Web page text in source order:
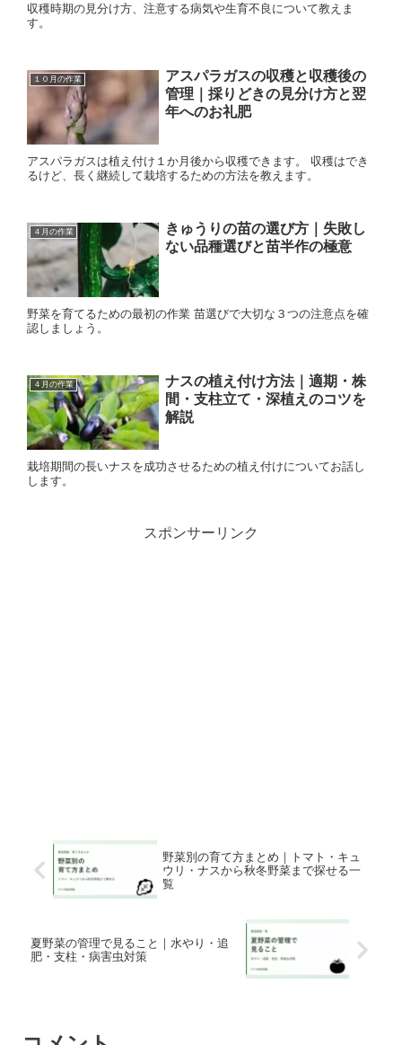
収穫時期の見分け方、注意する病気や生育不良について教えま
す。
１０月の作業
アスパラガスの収穫と収穫後の
管理｜採りどきの見分け方と翌
年へのお礼肥
アスパラガスは植え付け１か月後から収穫できます。 収穫はでき
るけど、長く継続して栽培するための方法を教えます。
４月の作業
きゅうりの苗の選び方｜失敗し
ない品種選びと苗半作の極意
野菜を育てるための最初の作業 苗選びで大切な３つの注意点を確
認しましょう。
４月の作業
ナスの植え付け方法｜適期・株
間・支柱立て・深植えのコツを
解説
栽培期間の長いナスを成功させるための植え付けについてお話し
します。
スポンサーリンク
野菜別の育て方まとめ｜トマト・キュ
ウリ・ナスから秋冬野菜まで探せる一
覧
夏野菜の管理で見ること｜水やり・追
肥・支柱・病害虫対策